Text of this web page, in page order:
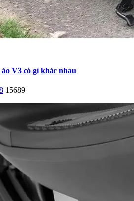
V3 có gì khác nhau
15689